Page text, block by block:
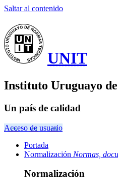
Saltar al contenido
UNIT
Instituto Uruguayo
Un país de calidad
Acceso de usuario
Portada
Normalización Normas,
Normalización